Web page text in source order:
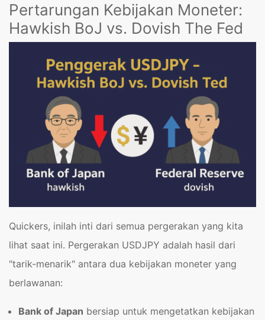
Pertarungan Kebijakan Moneter:
Hawkish BoJ vs. Dovish The Fed
Quickers, inilah inti dari semua pergerakan yang kita
lihat saat ini. Pergerakan USDJPY adalah hasil dari
"tarik-menarik" antara dua kebijakan moneter yang
berlawanan:
Bank of Japan bersiap untuk mengetatkan kebijakan